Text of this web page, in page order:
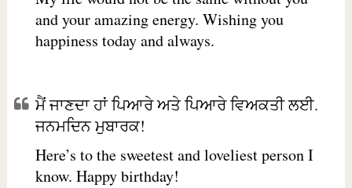
and your amazing energy. Wishing you
happiness today and always.
ਮੈਂ ਜਾਣਦਾ ਹਾਂ ਪਿਆਰੇ ਅਤੇ ਪਿਆਰੇ ਵਿਅਕਤੀ ਲਈ.
ਜਨਮਦਿਨ ਮੁਬਾਰਕ!
Here’s to the sweetest and loveliest person I
know. Happy birthday!